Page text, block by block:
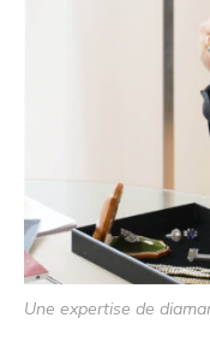
Une expertise de